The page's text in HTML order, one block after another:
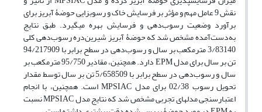
نقش 9 عامل مهم و مؤثر بر فرسایش خاک و رسوب‏زایی حوضۀ آبریز برای
برآورد وضعیت رسوب‌دهی و فرسایش بهره می‏گیرد. طبق نتایج
به‌دست‌آمده مشخص شد که حوضۀ آبریز شیرین‌دره رسوب‌دهی کلی
3/83140 مترمکعب بر سال و رسوب‌دهی در سطح برابر با 94/217909
تن بر سال برای مدل EPM دارد. همچنین، مقادیر 95/750 مترمکعب بر
سال و رسوب‌دهی در سطح برابر با 5/658509 تن بر سال توسط مقدار
تحویل رسوب 02/38 برای مدل MPSIAC است. همچنین، با انجام
اعتبارسنجی مدل‏های تجربی مشخص شد که نتایج مدل MPSIAC نسبت